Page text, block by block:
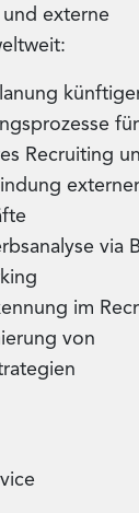
externe
Recruiting
externer
via
im
von